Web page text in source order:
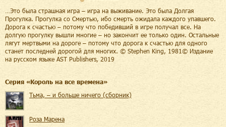
…Это была страшная игра – игра на выживание. Это была Долгая
Прогулка. Прогулка со Смертью, ибо смерть ожидала каждого упавшего.
Дорога к счастью – потому что победивший в игре получал все. На
долгую прогулку вышли многие – но закончит ее только один. Остальные
лягут мертвыми на дороге – потому что дорога к счастью для одного
станет последней дорогой для многих. © Stephen King, 1981© Издание
на русском языке AST Publishers, 2019
Cерия «Король на все времена»
Тьма, – и больше ничего (сборник)
Роза Марена